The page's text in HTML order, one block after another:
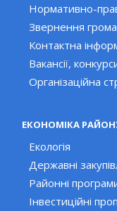
Нормативно-
Звернення
Контактна
Вакансії,
Організаційна
ЕКОНОМІКА
Екологія
Державні
Районні
Інвестиційні